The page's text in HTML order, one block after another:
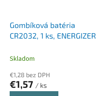
Gombíková batéria
CR2032, 1 ks, ENERGIZER
Skladom
€1,28 bez DPH
€1,57 / ks